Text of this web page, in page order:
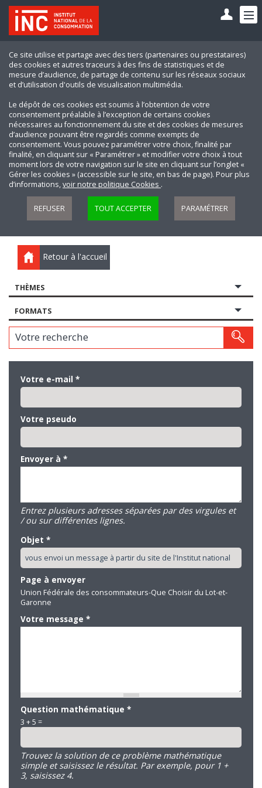
Ce site utilise et partage avec des tiers (partenaires ou prestataires)
des cookies et autres traceurs à des fins de statistiques et de
mesure d’audience, de partage de contenu sur les réseaux sociaux
et d’utilisation d'outils de visualisation multimédia.
Le dépôt de ces cookies est soumis à l’obtention de votre
consentement préalable à l’exception de certains cookies
nécessaires au fonctionnement du site et des cookies de mesures
d’audience pouvant être regardés comme exempts de
consentement. Vous pouvez paramétrer votre choix, finalité par
finalité, en cliquant sur « Paramétrer » et modifier votre choix à tout
moment lors de votre navigation sur le site en cliquant sur l’onglet «
Gérer les cookies » (accessible sur le site, en bas de page). Pour plus
d’informations,voir notre politique Cookies .
REFUSER TOUT ACCEPTER PARAMÉTRER
Retour à l'accueil
THÈMES
FORMATS
Votre recherche
Votre e-mail *
Votre pseudo
Envoyer à *
Entrez plusieurs adresses séparées par des virgules et
/ ou sur différentes lignes.
Objet *
Page à envoyer
Union Fédérale des consommateurs-Que Choisir du Lot-et-
Garonne
Votre message *
Question mathématique *
3 + 5 =
Trouvez la solution de ce problème mathématique
simple et saisissez le résultat. Par exemple, pour 1 +
3, saisissez 4.